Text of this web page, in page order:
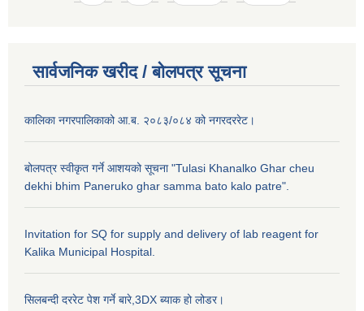
सार्वजनिक खरीद / बाेलपत्र सूचना
कालिका नगरपालिकाको आ.ब. २०८३/०८४ को नगरदररेट।
बोलपत्र स्वीकृत गर्ने आशयको सूचना "Tulasi Khanalko Ghar cheu
dekhi bhim Paneruko ghar samma bato kalo patre".
Invitation for SQ for supply and delivery of lab reagent for
Kalika Municipal Hospital.
सिलबन्दी दररेट पेश गर्ने बारे,3DX ब्याक हो लोडर।